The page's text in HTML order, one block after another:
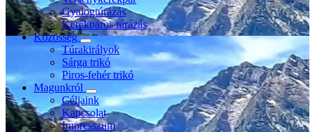
Gyalogtúrázás
Kerékpáros túrázás
Közösség
Túrakirályok
Sárga trikó
Piros-fehér trikó
Magunkról
Céljaink
Kapcsolat
Impresszum